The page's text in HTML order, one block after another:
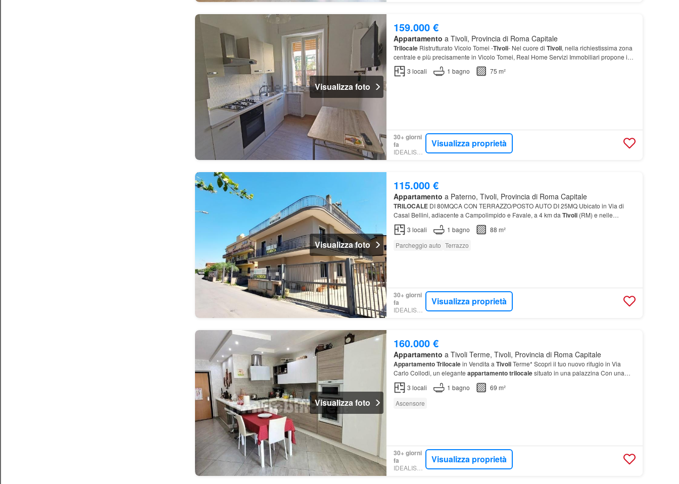
Visualizza foto
159.000 €
Appartamento a Tivoli, Provincia di Roma Capitale
TrilocaleRistrutturato Vicolo Tomei -Tivoli- Nel cuore di Tivoli, nella richiestissima zona
centrale e più precisamente in Vicolo Tomei, Real Home Servizi Immobiliari propone in
vendita un delizioso
appartamento
3 locali 1 bagno 75 m²
30+ giorni
fa
IDEALISTA.IT
Visualizza proprietà
Visualizza foto
115.000 €
Appartamento a Paterno, Tivoli, Provincia di Roma Capitale
TRILOCALEDI 80MQCA CON TERRAZZO/POSTO AUTO DI 25MQ Ubicato in Via di
Casal Bellini, adiacente a Campolimpido e Favale, a 4 km da Tivoli(RM) e nelle
immediate
3 locali 1 bagno
88 m²
Parcheggio auto Terrazzo
30+ giorni
fa
IDEALISTA.IT
Visualizza proprietà
Visualizza foto
160.000 €
Appartamento a Tivoli Terme, Tivoli, Provincia di Roma Capitale
AppartamentoTrilocalein Vendita a TivoliTerme* Scopri il tuo nuovo rifugio in Via
Carlo Collodi, un elegante appartamentotrilocalesituato in una palazzina Con una
superficie commerciale di 69 m², l'
3 locali 1 bagno
69 m²
Ascensore
30+ giorni
fa
IDEALISTA.IT
Visualizza proprietà